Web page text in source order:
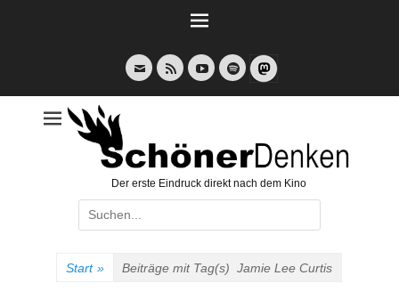
E-
Mail
Feed YouTubeSpotify
Der erste Eindruck direkt nach dem Kino
Suche
nach:
Start » Beiträge mit Tag(s) Jamie Lee Curtis